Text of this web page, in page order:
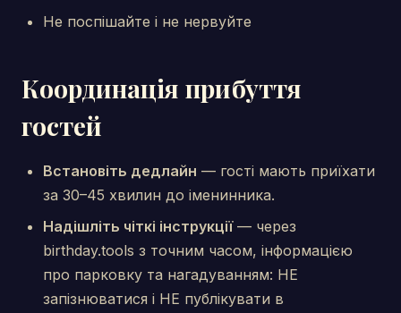
Не поспішайте і не нервуйте
Координація прибуття
гостей
Встановіть дедлайн — гості мають приїхати
за 30–45 хвилин до іменинника.
Надішліть чіткі інструкції— через
birthday.tools з точним часом, інформацією
про парковку та нагадуванням: НЕ
запізнюватися і НЕ публікувати в